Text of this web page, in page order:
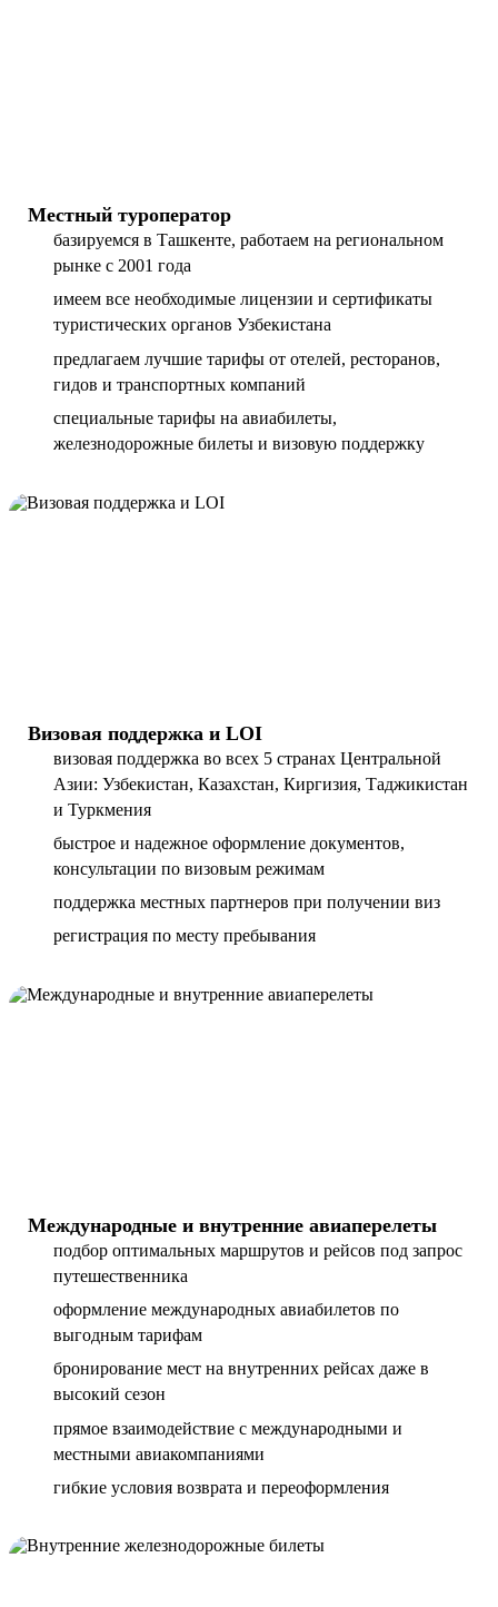
Местный туроператор
базируемся в Ташкенте, работаем на региональном
рынке с 2001 года
имеем все необходимые лицензии и сертификаты
туристических органов Узбекистана
предлагаем лучшие тарифы от отелей, ресторанов,
гидов и транспортных компаний
специальные тарифы на авиабилеты,
железнодорожные билеты и визовую поддержку
Визовая поддержка и LOI
визовая поддержка во всех 5 странах Центральной
Азии: Узбекистан, Казахстан, Киргизия, Таджикистан
и Туркмения
быстрое и надежное оформление документов,
консультации по визовым режимам
поддержка местных партнеров при получении виз
регистрация по месту пребывания
Международные и внутренние авиаперелеты
подбор оптимальных маршрутов и рейсов под запрос
путешественника
оформление международных авиабилетов по
выгодным тарифам
бронирование мест на внутренних рейсах даже в
высокий сезон
прямое взаимодействие с международными и
местными авиакомпаниями
гибкие условия возврата и переоформления